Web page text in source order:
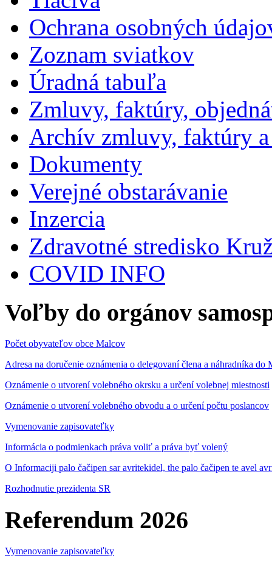
Ochrana osobných
Zoznam sviatkov
Úradná tabuľa
Zmluvy, faktúry,
Archív zmluvy, faktúry
Dokumenty
Verejné obstarávanie
Inzercia
Zdravotné stredisko
COVID INFO
Voľby do orgánov
Počet obyvateľov obce Malcov
Adresa na doručenie oznámenia o delegovaní člena a náhradníka
Oznámenie o utvorení volebného okrsku a určení volebnej miestnosti
Oznámenie o utvorení volebného obvodu a o určení počtu poslancov
Vymenovanie zapisovateľky
Informácia o podmienkach práva voliť a práva byť volený
O Informaciji palo čačipen sar avritekidel, the palo čačipen te avel
Rozhodnutie prezidenta SR
Referendum 2026
Vymenovanie zapisovateľky